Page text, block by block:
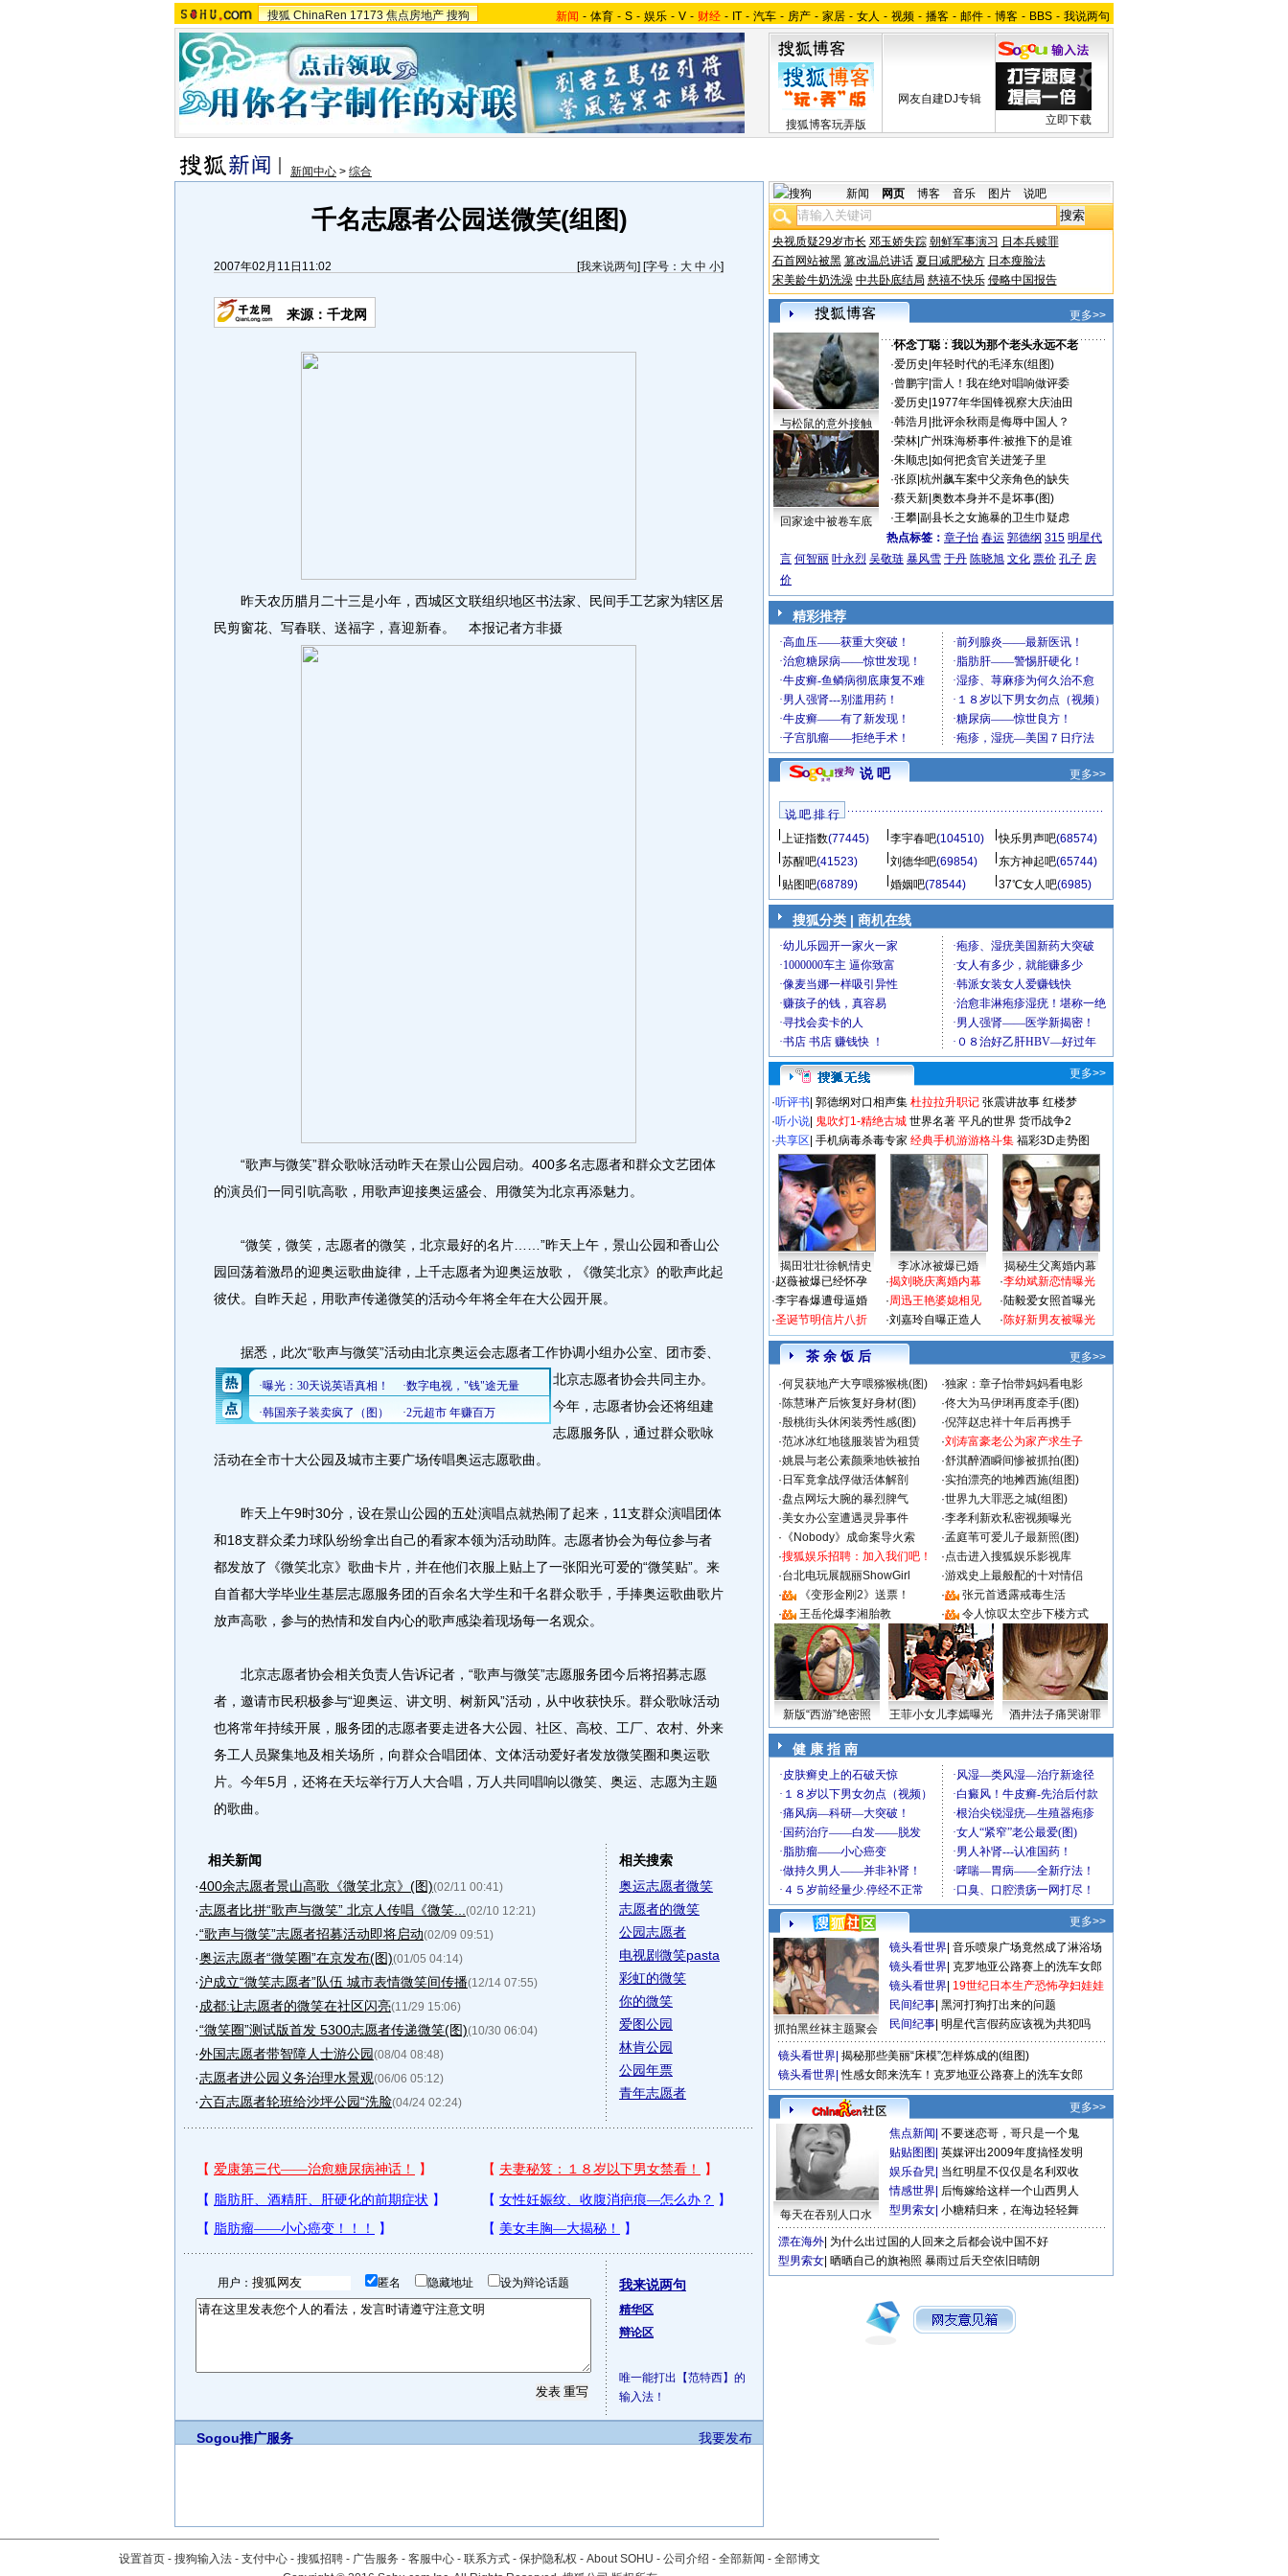
搜狐 ChinaRen 17173 焦点房地产 搜狗 新闻 - 体育 - S - 娱乐 - V - 财经 - IT - 汽车 - 房产 - 家居 - 女人 - 视频 - 播客 - 邮件 - 博客 - BBS - 我说两句
搜狐博客玩弄版
网友自建DJ专辑
立即下载
新闻中心 > 综合
千名志愿者公园送微笑(组图)
2007年02月11日11:02 [我来说两句] [字号： 大 中 小]
来源：千龙网
昨天农历腊月二十三是小年，西城区文联组织地区书法家、民间手工艺家为辖区居
民剪窗花、写春联、送福字，喜迎新春。 本报记者方非摄
“歌声与微笑”群众歌咏活动昨天在景山公园启动。400多名志愿者和群众文艺团体
的演员们一同引吭高歌，用歌声迎接奥运盛会、用微笑为北京再添魅力。
“微笑，微笑，志愿者的微笑，北京最好的名片……”昨天上午，景山公园和香山公
园回荡着激昂的迎奥运歌曲旋律，上千志愿者为迎奥运放歌，《微笑北京》的歌声此起
彼伏。自昨天起，用歌声传递微笑的活动今年将全年在大公园开展。
据悉，此次“歌声与微笑”活动由北京奥运会志愿者工作协调小组办公室、团市委、
北京志愿者协会共同主办。
今年，志愿者协会还将组建
志愿服务队，通过群众歌咏
活动在全市十大公园及城市主要广场传唱奥运志愿歌曲。
昨天上午9时30分，设在景山公园的五处演唱点就热闹了起来，11支群众演唱团体
和18支群众柔力球队纷纷拿出自己的看家本领为活动助阵。志愿者协会为每位参与者
都发放了《微笑北京》歌曲卡片，并在他们衣服上贴上了一张阳光可爱的“微笑贴”。来
自首都大学毕业生基层志愿服务团的百余名大学生和千名群众歌手，手捧奥运歌曲歌片
放声高歌，参与的热情和发自内心的歌声感染着现场每一名观众。
北京志愿者协会相关负责人告诉记者，“歌声与微笑”志愿服务团今后将招募志愿
者，邀请市民积极参与“迎奥运、讲文明、树新风”活动，从中收获快乐。群众歌咏活动
也将常年持续开展，服务团的志愿者要走进各大公园、社区、高校、工厂、农村、外来
务工人员聚集地及相关场所，向群众合唱团体、文体活动爱好者发放微笑圈和奥运歌
片。今年5月，还将在天坛举行万人大合唱，万人共同唱响以微笑、奥运、志愿为主题
的歌曲。
相关新闻
·400余志愿者景山高歌《微笑北京》(图)(02/11 00:41)
·志愿者比拼“歌声与微笑” 北京人传唱《微笑... (02/10 12:21)
·“歌声与微笑”志愿者招募活动即将启动(02/09 09:51)
·奥运志愿者“微笑圈”在京发布(图)(01/05 04:14)
·沪成立“微笑志愿者”队伍 城市表情微笑间传播(12/14 07:55)
·成都:让志愿者的微笑在社区闪亮(11/29 15:06)
·“微笑圈”测试版首发 5300志愿者传递微笑(图)(10/30 06:04)
·外国志愿者带智障人士游公园(08/04 08:48)
·志愿者进公园义务治理水景观(06/06 05:12)
·六百志愿者轮班给沙坪公园“洗脸(04/24 02:24)
相关搜索
奥运志愿者微笑
志愿者的微笑
公园志愿者
电视剧微笑pasta
彩虹的微笑
你的微笑
爱图公园
林肯公园
公园年票
青年志愿者
用户： 匿名 隐藏地址 设为辩论话题 我来说两句
精华区
辩论区
唯一能打出【范特西】的
输入法！
我要发布
Sogou推广服务
新闻 网页 博客 音乐 图片 说吧
央视质疑29岁市长 邓玉娇失踪 朝鲜军事演习 日本兵赎罪
石首网站被黑 篡改温总讲话 夏日减肥秘方 日本瘦脸法
宋美龄牛奶洗澡 中共卧底结局 慈禧不快乐 侵略中国报告
更多>>
与松鼠的意外接触
回家途中被卷车底
·怀念丁聪：我以为那个老头永远不老
·爱历史 年轻时代的毛泽东(组图)
·曾鹏宇| 雷人！我在绝对唱响做评委
·爱历史 1977年华国锋视察大庆油田
·韩浩月 批评余秋雨是侮辱中国人？
·荣林| 广州珠海桥事件:被推下的是谁
·朱顺忠 如何把贪官关进笼子里
·张原| 杭州飙车案中父亲角色的缺失
·蔡天新| 奥数本身并不是坏事(图)
·王攀| 副县长之女施暴的卫生巾疑虑
热点标签： 章子怡 春运 郭德纲 315 明星代
言 何智丽 叶永烈 吴敬琏 暴风雪 于丹 陈晓旭 文化 票价 孔子 房
价
精彩推荐
说 吧 更多>>
说 吧 排 行
上证指数(77445) 李宇春吧(104510) 快乐男声吧(68574)
苏醒吧(41523) 刘德华吧(69854) 东方神起吧(65744)
贴图吧(68789) 婚姻吧(78544) 37℃女人吧(6985)
搜狐分类 | 商机在线
更多>>
·听评书 郭德纲对口相声集 杜拉拉升职记 张震讲故事 红楼梦
·听小说 鬼吹灯1-精绝古城 世界名著 平凡的世界 货币战争2
·共享区 手机病毒杀毒专家 经典手机游游格斗集 福彩3D走势图
揭田壮壮徐帆情史 李冰冰被爆已婚
揭秘生父离婚内幕
·赵薇被爆已经怀孕
·李宇春爆遭母逼婚
·圣诞节明信片八折
·揭刘晓庆离婚内幕
·周迅王艳婆媳相见
·刘嘉玲自曝正造人
·李幼斌新恋情曝光
·陆毅爱女照首曝光
·陈好新男友被曝光
茶 余 饭 后
更多>>
·何炅获地产大亨喂猕猴桃(图) ·独家：章子怡带妈妈看电影
·陈慧琳产后恢复好身材(图) ·佟大为马伊琍再度牵手(图)
·殷桃街头休闲装秀性感(图) ·倪萍赵忠祥十年后再携手
·范冰冰红地毯服装皆为租赁 ·刘涛富豪老公为家产求生子
·姚晨与老公素颜乘地铁被拍 ·舒淇醉酒瞬间惨被抓拍(图)
· 日军竟拿战俘做活体解剖 ·实拍漂亮的地摊西施(组图)
·盘点网坛大腕的暴烈脾气 ·世界九大罪恶之城(组图)
·美女办公室遭遇灵异事件 ·李孝利新欢私密视频曝光
· 《Nobody》成命案导火索 ·孟庭苇可爱儿子最新照(图)
·搜狐娱乐招聘：加入我们吧！ ·点击进入搜狐娱乐影视库
·台北电玩展靓丽ShowGirl ·游戏史上最般配的十对情侣
·
《变形金刚2》送票！ ·
张元首透露戒毒生活
·
王岳伦爆李湘胎教 · 令人惊叹太空步下楼方式
新版“西游”绝密照 王菲小女儿李嫣曝光 酒井法子痛哭谢罪
健 康 指 南
更多>>
抓拍黑丝袜主题聚会
镜头看世界 音乐喷泉广场竟然成了淋浴场
镜头看世界 克罗地亚公路赛上的洗车女郎
镜头看世界 19世纪日本生产恐怖孕妇娃娃
民间纪事 黑河打狗打出来的问题
民间纪事 明星代言假药应该视为共犯吗
镜头看世界 揭秘那些美丽“床模”怎样炼成的(组图)
镜头看世界 性感女郎来洗车！克罗地亚公路赛上的洗车女郎
更多>>
每天在吞别人口水
焦点新闻 不要迷恋哥，哥只是一个鬼
贴贴图图 英媒评出2009年度搞怪发明
娱乐旮旯 当红明星不仅仅是名利双收
情感世界 后悔嫁给这样一个山西男人
型男索女 小糖精归来，在海边轻轻舞
漂在海外 为什么出过国的人回来之后都会说中国不好
型男索女 晒晒自己的旗袍照 暴雨过后天空依旧晴朗
设置首页 - 搜狗输入法 - 支付中心 - 搜狐招聘 - 广告服务 - 客服中心 - 联系方式 - 保护隐私权 - About SOHU - 公司介绍 - 全部新闻 - 全部博文